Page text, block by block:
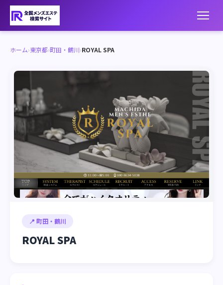
ホーム›東京都›町田・鶴川›ROYAL SPA
📍 町田・鶴川
ROYAL SPA